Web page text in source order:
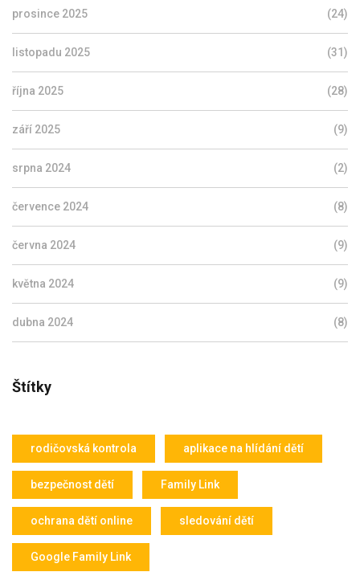
prosince 2025 (24)
listopadu 2025 (31)
října 2025 (28)
září 2025 (9)
srpna 2024 (2)
července 2024 (8)
června 2024 (9)
května 2024 (9)
dubna 2024 (8)
Štítky
rodičovská kontrola aplikace na hlídání dětí
bezpečnost dětí Family Link
ochrana dětí online sledování dětí
Google Family Link